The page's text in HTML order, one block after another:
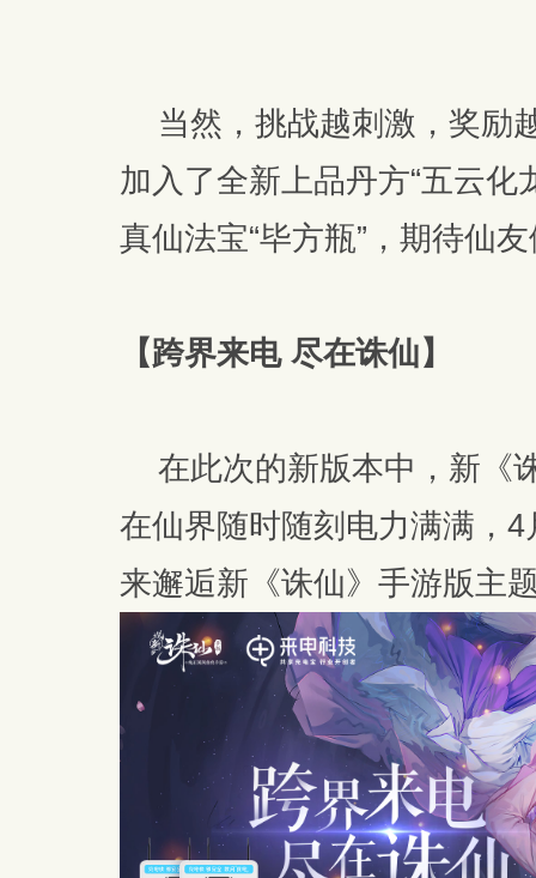
当然，挑战越刺激，奖励
加入了全新上品丹方“五云化
真仙法宝“毕方瓶”，期待仙
【跨界来电 尽在诛仙】
在此次的新版本中，新《
在仙界随时随刻电力满满，
来邂逅新《诛仙》手游版主